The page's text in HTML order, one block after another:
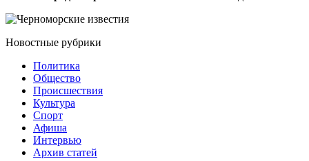
Новостные рубрики
Политика
Общество
Проиcшествия
Культура
Спорт
Афиша
Интервью
Архив статей